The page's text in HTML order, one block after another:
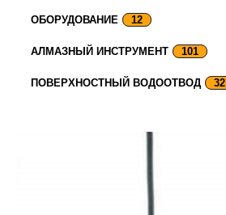
ОБОРУДОВАНИЕ 12
АЛМАЗНЫЙ ИНСТРУМЕНТ 101
ПОВЕРХНОСТНЫЙ ВОДООТВОД 32